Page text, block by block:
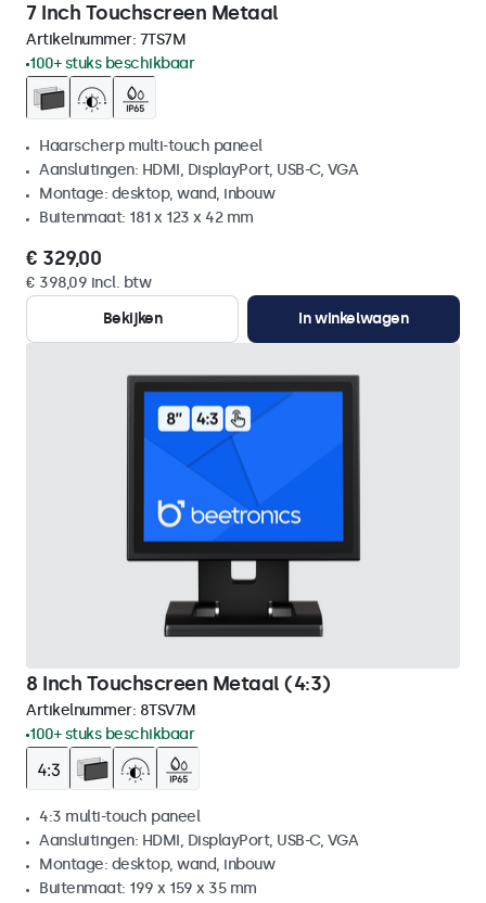
7 Inch Touchscreen Metaal
Artikelnummer: 7TS7M
100+ stuks beschikbaar
Haarscherp multi-touch paneel
Aansluitingen: HDMI, DisplayPort, USB-C, VGA
Montage: desktop, wand, inbouw
Buitenmaat: 181 x 123 x 42 mm
€ 329,00
€ 398,09 incl. btw
Bekijken
In winkelwagen
8 Inch Touchscreen Metaal (4:3)
Artikelnummer: 8TSV7M
100+ stuks beschikbaar
4:3 multi-touch paneel
Aansluitingen: HDMI, DisplayPort, USB-C, VGA
Montage: desktop, wand, inbouw
Buitenmaat: 199 x 159 x 35 mm